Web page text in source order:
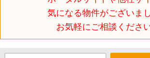
気になる物件がございま
お気軽にご相談くださ